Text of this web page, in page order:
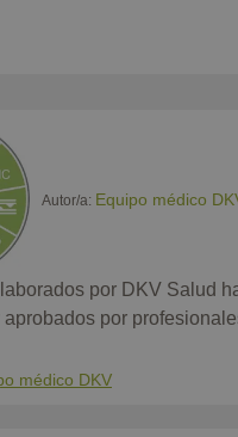
Autor/a: Equipo médico
por DKV Salud
por
médico DKV